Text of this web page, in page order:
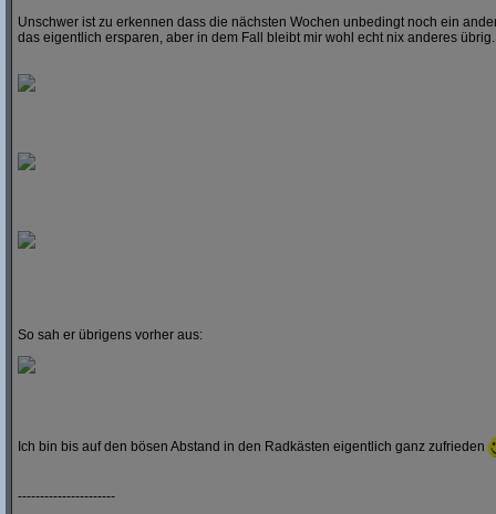
Unschwer ist zu erkennen dass die nächsten Wochen unbedingt noch ein
das eigentlich ersparen, aber in dem Fall bleibt mir wohl echt nix anderes
So sah er übrigens vorher aus:
Ich bin bis auf den bösen Abstand in den Radkästen eigentlich ganz zufrieden
----------------------